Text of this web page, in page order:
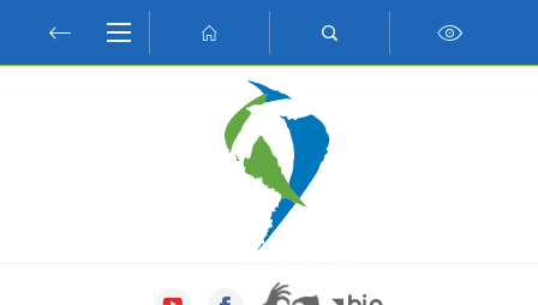
Przejdź do wyszukiwarki.
Przejdź do ustawień wielkości czcionki.
Włącz wersję kontrastową strony.